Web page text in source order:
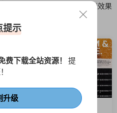
烧效果
fcpx快剪 噪点 故障风
提示
费下载全站资源！ 提
升级